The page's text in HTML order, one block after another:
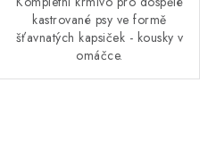
kastrované psy ve formě
šťavnatých kapsiček - kousky v
omáčce.